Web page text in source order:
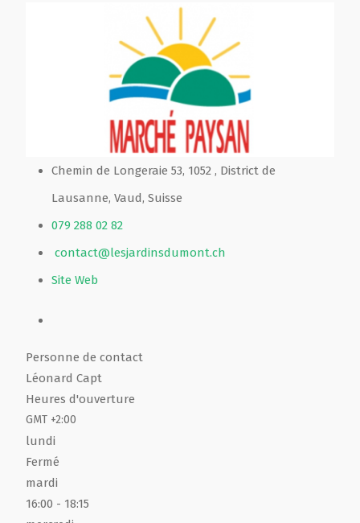
Chemin de Longeraie 53, 1052 , District de
Lausanne, Vaud, Suisse
079 288 02 82
contact@lesjardinsdumont.ch
Site Web
Personne de contact
Léonard Capt
Heures d'ouverture
GMT +2:00
lundi
Fermé
mardi
16:00 - 18:15